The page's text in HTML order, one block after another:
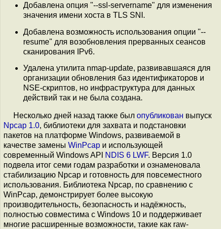
Добавлена опция "--ssl-servername" для изменения
значения имени хоста в TLS SNI.
Добавлена возможность использования опции "--
resume" для возобновления прерванных сеансов
сканирования IPv6.
Удалена утилита nmap-update, развивавшаяся для
организации обновления баз идентификаторов и
NSE-скриптов, но инфраструктура для данных
действий так и не была создана.
Несколько дней назад также был опубликован выпуск
Npcap 1.0, библиотеки для захвата и подстановки
пакетов на платформе Windows, развиваемой в
качестве замены WinPcap и использующей
современный Windows API
NDIS 6 LWF. Версия 1.0
подвела итог семи годам разработки и ознаменовала
стабилизацию Npcap и готовность для повсеместного
использования. Библиотека Npcap, по сравнению с
WinPcap, демонстрирует более высокую
производительность, безопасность и надёжность,
полностью совместима с Windows 10 и поддерживает
многие расширенные возможности, такие как raw-